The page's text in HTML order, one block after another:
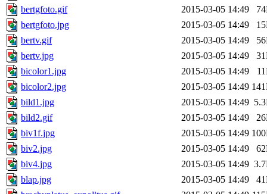
bertgfoto.gif
2015-03-05 14:49
bertgfoto.jpg
2015-03-05 14:49
bertv.gif
2015-03-05 14:49
bertv.jpg
2015-03-05 14:49
bicolor1.jpg
2015-03-05 14:49
bicolor2.jpg
2015-03-05 14:49
bild1.jpg
2015-03-05 14:49
bild2.gif
2015-03-05 14:49
biv1f.jpg
2015-03-05 14:49
biv2.jpg
2015-03-05 14:49
biv4.jpg
2015-03-05 14:49
blap.jpg
2015-03-05 14:49